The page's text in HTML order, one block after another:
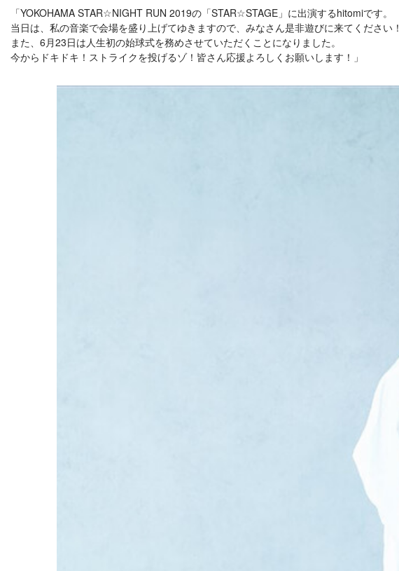
「YOKOHAMA STAR☆NIGHT RUN 2019の「STAR☆STAGE」に出演するhitomiです。
当日は、私の音楽で会場を盛り上げてゆきますので、みなさん是非遊びに来てください！
また、6月23日は人生初の始球式を務めさせていただくことになりました。
今からドキドキ！ストライクを投げるゾ！皆さん応援よろしくお願いします！」